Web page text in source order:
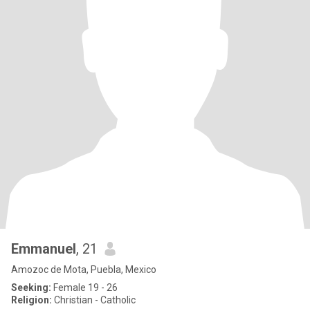
Emmanuel, 21
Amozoc de Mota, Puebla, Mexico
Seeking: Female 19 - 26
Religion: Christian - Catholic